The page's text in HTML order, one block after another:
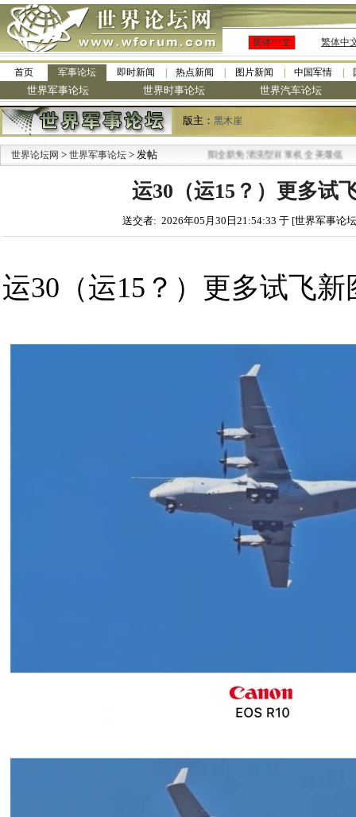
简体中文 繁体中
首页 军事论坛 即时新闻 热点新闻 图片新闻 中国军情
世界军事论坛 世界时事论坛 世界汽车论坛
版主： 黑木崖
世界论坛网 > 世界军事论坛 > 发帖 九阳全新免清洗型豆浆机 全美最低
运30（运15？）更多试
送交者: 2026年05月30日21:54:33 于 [世界军事论
运30（运15？）更多试飞新